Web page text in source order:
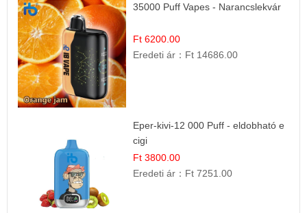
35000 Puff Vapes - Narancslekvár
Ft 6200.00
Eredeti ár： Ft 14686.00
Eper-kivi-12 000 Puff - eldobható e
cigi
Ft 3800.00
Eredeti ár： Ft 7251.00